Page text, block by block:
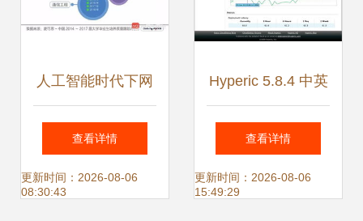
人工智能时代下网
络与信息安全软件
开发 引领未来
查看详情
更新时间：2026-08-06
08:30:43
Hyperic 5.8.4 中英
版正式发布，新增
OpenStack网络与
查看详情
更新时间：2026-08-06
15:49:29